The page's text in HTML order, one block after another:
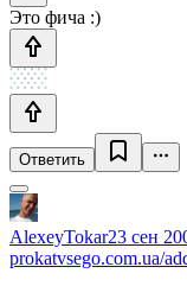
Это фича :)
Ответить
AlexeyTokar23 сен
prokatvsego.com.ua/